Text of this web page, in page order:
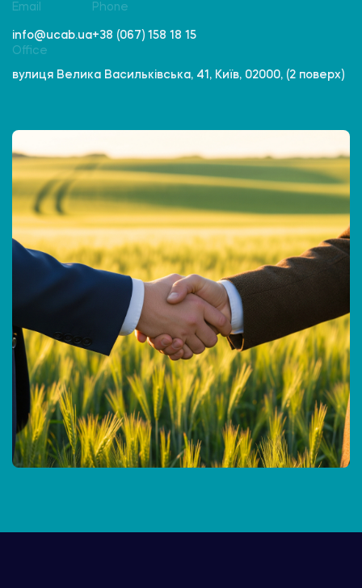
Email
info@ucab.ua
Phone
+38 (067) 158 18 15
Office
вулиця Велика Васильківська, 41, Київ, 02000, (2 поверх)